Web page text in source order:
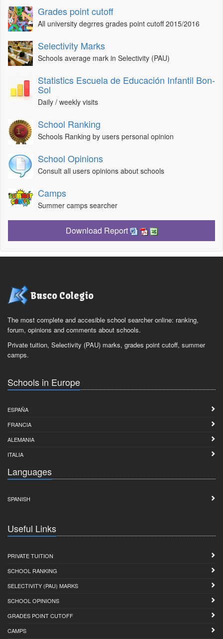
Grades point cutoff
All university degrres grades point cutoff 2015/2016
Selectivity Marks
Schools average mark in Selectivity (PAU)
Statistics Escuela de Educación Infantil Bon-
Sol
Daily / weekly visits
School Ranking
Schools Ranking by users personal opinion
School Opinions
Consult all users opinions about schools
Camps
Summer camps searcher
Download Report
Busco Colegio
The most complete and accesible school searcher online: ranking,
forum, opinions and comments about schools.
Private tuition, Selectivity (PAU) marks, grades point cutoff, summer
camps.
Schools in Europe
ESPAÑA
FRANCIA
ALEMANIA
ITALIA
Languages
SPANISH
Useful Links
PRIVATE TUITION
SCHOOL RANKING
SELECTIVITY (PAU) MARKS
SCHOOL OPINIONS
GRADES POINT CUTOFF
CAMPS